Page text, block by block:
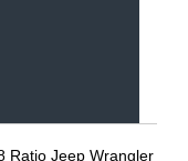
Ratio Jeep Wrangler